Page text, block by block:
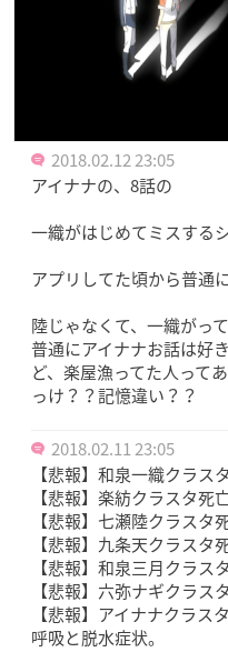
2018.02.12 23:05
アイナナの、8話の
一織がはじめてミスするシ
アプリしてた頃から普通
陸じゃなくて、一織がっ
普通にアイナナお話は好
ど、楽屋漁ってた人って
っけ？？記憶違い？？
2018.02.11 23:05
【悲報】和泉一織クラス
【悲報】楽紡クラスタ死亡
【悲報】七瀬陸クラスタ
【悲報】九条天クラスタ
【悲報】和泉三月クラス
【悲報】六弥ナギクラス
【悲報】アイナナクラ
呼吸と脱水症状。